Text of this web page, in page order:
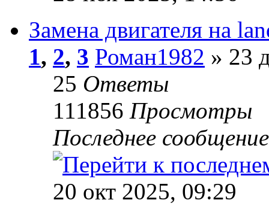
Замена двигателя на
1, 2, 3 Роман1982 » 23
25 Ответы
111856 Просмотры
Последнее
20 окт 2025, 09:29